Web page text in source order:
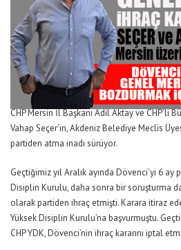
CHP Mersin İl Başkanı Adil Aktay ve CHP’li
Vahap Seçer’in, Akdeniz Belediye Meclis
partiden atma inadı sürüyor.
Geçtiğimiz yıl Aralık ayında Dövenci’yi 6 ay
Disiplin Kurulu, daha sonra bir soruşturma
olarak partiden ihraç etmişti. Karara itiraz
Yüksek Disiplin Kurulu’na başvurmuştu.
CHP YDK, Dövenci’nin ihraç kararını iptal